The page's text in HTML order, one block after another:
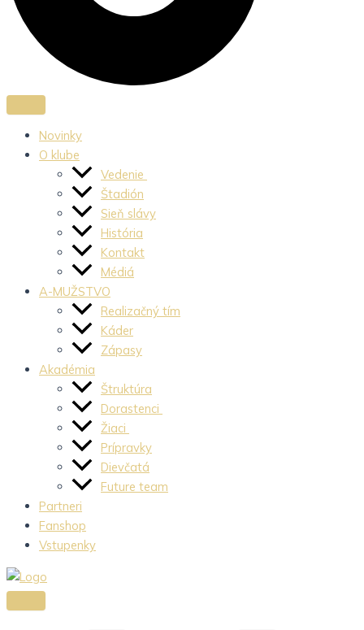
Novinky
O klube
Vedenie
Štadión
Sieň slávy
História
Kontakt
Médiá
A-MUŽSTVO
Realizačný tím
Káder
Zápasy
Akadémia
Štruktúra
Dorastenci
Žiaci
Prípravky
Dievčatá
Future team
Partneri
Fanshop
Vstupenky